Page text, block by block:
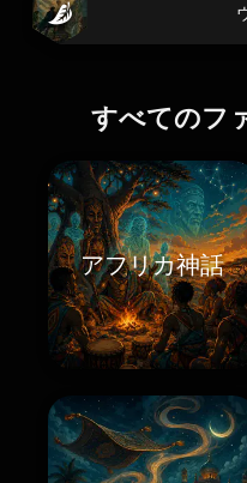
すべてのフ
アフリカ神話